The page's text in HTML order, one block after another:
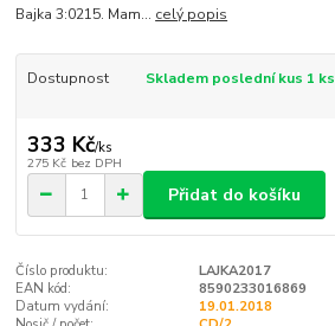
Bajka 3:0215. Mam... celý popis
Dostupnost Skladem poslední kus 1 ks
333 Kč/ks
275 Kč bez DPH
Přidat do košíku
Číslo produktu:
LAJKA2017
EAN kód:
8590233016869
Datum vydání:
19.01.2018